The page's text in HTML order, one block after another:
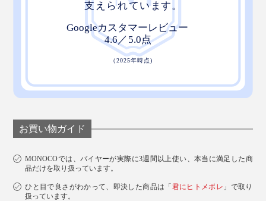
お買い物ガイド
MONOCOでは、バイヤーが実際に3週間以上使い、本当に満足した商
品だけを取り扱っています。
ひと目で良さがわかって、即決した商品は「君にヒトメボレ 」で取り
扱っています。